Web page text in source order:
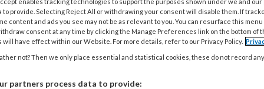
manier aan de slag willen
vanaf nu de challenge
to provide. Selecting Reject All or withdrawing your consent will disable them. If
content and ads you see may not be as relevant to you. You can resurface this
consent at any time by clicking the Manage Preferences link on the bottom of
will have effect within our Website. For more details, refer to our Privacy Policy.
not? Then we only place essential and statistical cookies, these do not record
partners process data to provide: